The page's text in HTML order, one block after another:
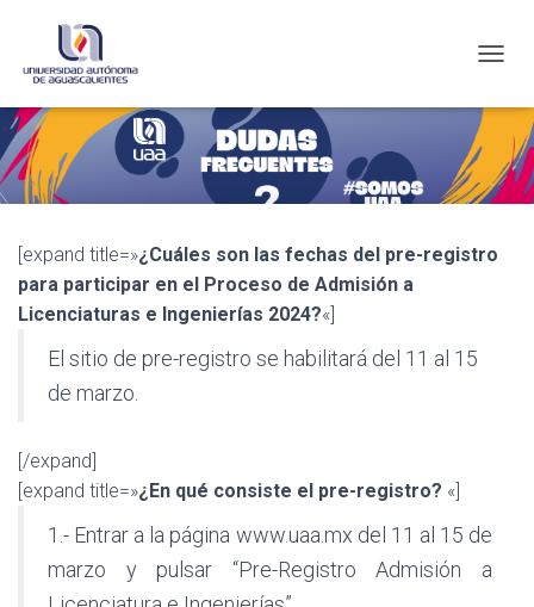
A
R
O
N
[expand title=»¿Cuáles son las fechas del pre-registro
para participar en el Proceso de Admisión a
Licenciaturas e Ingenierías 2024?«]
El sitio de pre-registro se habilitará del 11 al 15
de marzo.
[/expand]
[expand title=»¿En qué consiste el pre-registro? «]
1.- Entrar a la página www.uaa.mx del 11 al 15 de
marzo y pulsar “Pre-Registro Admisión a